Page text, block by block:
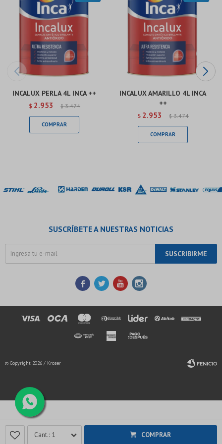
1 COMPRAR
INCALUX PERLA 4L INCA ++
$ 2.953 $ 3.474
INCALUX AMARILLO 4L INCA
++
$ 2.953 $ 3.474
SUSCRÍBETE A NUESTRAS NOTICIAS
SUSCRIBIRME
   
© Copyright 2026 / Kroser